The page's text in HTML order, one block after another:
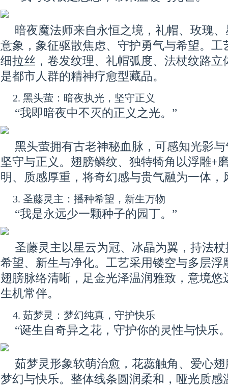
暗夜魔法师来自永恒之境，礼帽、玫瑰
意象，象征驱散焦虑、守护勇气与希望。工
细拉丝，卷发纹理、礼帽弧度、法杖纹路立
是都市人群的精神疗愈型藏品。
2. 黑头萤：暗夜执光，坚守正义
“我即暗夜中不灭的正义之光。”
黑头萤拥有古老神秘血脉，可感知光影
坚守与正义。翅膀鳞纹、独特犄角以浮雕+
明、质感厚重，将奇幻感与贵气融为一体，
3. 圣藤灵主：播种希望，新生万物
“我是永远少一颗种子的园丁。”
圣藤灵主以星云为冠、冰晶为翼，持法
希望、新生与净化。工艺采用镂空与多层浮
翅膀脉络清晰，足金光泽温润雅致，意境悠
生机常伴。
4. 茹梦灵：梦幻纯真，守护快乐
“诞生自奇异之花，守护你的灵性与快乐
茹梦灵形象软萌治愈，花蕊触角、爱心
梦幻与快乐。整体线条圆润柔和，哑光质感